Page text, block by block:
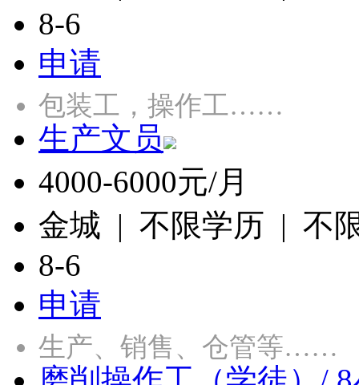
8-6
申请
包装工，操作工……
生产文员
4000-6000元/月
金城 | 不限学历 | 不
8-6
申请
生产、销售、仓管等……